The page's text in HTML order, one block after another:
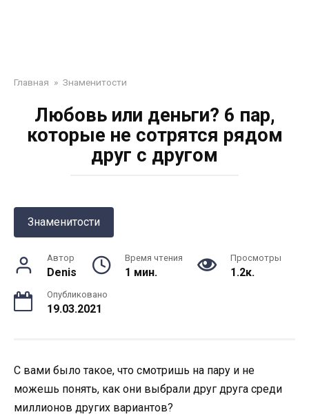
Главная » Знаменитости
Любовь или деньги? 6 пар,
которые не сотрятся рядом
друг с другом
Знаменитости
Автор
Denis
Время чтения
1 мин.
Просмотры
1.2к.
Опубликовано
19.03.2021
С вами было такое, что смотришь на пару и не
можешь понять, как они выбрали друг друга среди
миллионов других вариантов?